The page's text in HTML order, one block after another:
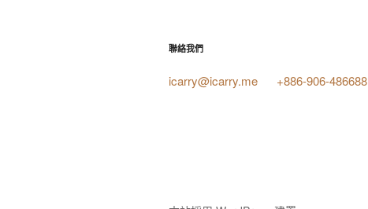
聯絡我們
icarry@icarry.me +886-906-486688